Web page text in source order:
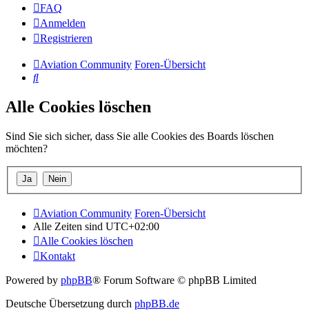
FAQ
Anmelden
Registrieren
Aviation Community Foren-Übersicht
Suche
Alle Cookies löschen
Sind Sie sich sicher, dass Sie alle Cookies des Boards löschen
möchten?
Aviation Community Foren-Übersicht
Alle Zeiten sind UTC+02:00
Alle Cookies löschen
Kontakt
Powered by phpBB® Forum Software © phpBB Limited
Deutsche Übersetzung durch phpBB.de